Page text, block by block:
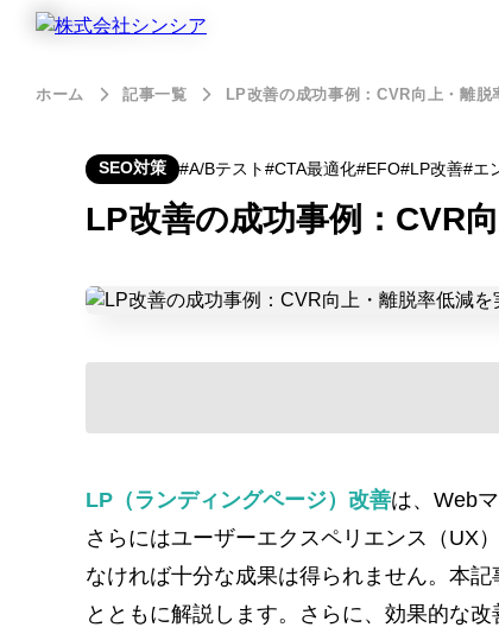
ホーム 記事一覧 LP改善の成功事例：CVR向上・離脱
SEO対策 A/Bテスト CTA最適化 EFO LP改善 エ
LP改善の成功事例：CVR
LP（ランディングページ）改善は、Web
さらにはユーザーエクスペリエンス（UX
なければ十分な成果は得られません。本
とともに解説します。さらに、効果的な